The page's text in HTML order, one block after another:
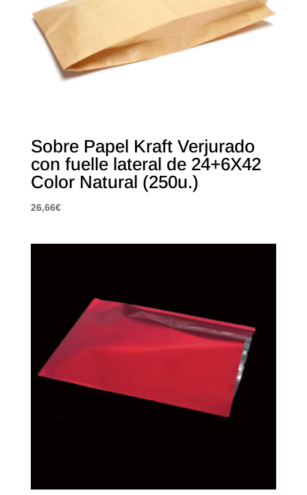
Sobre Papel Kraft Verjurado
con fuelle lateral de 24+6X42
Color Natural (250u.)
26,66€